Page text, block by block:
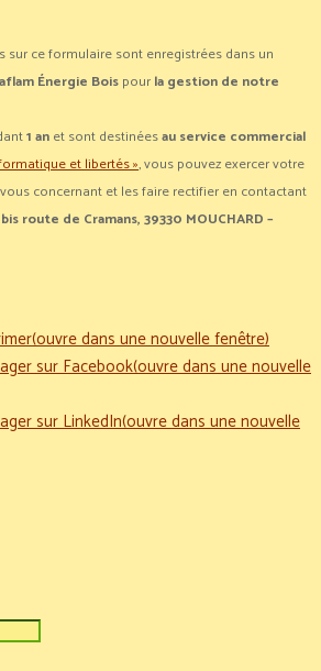
sur ce formulaire sont enregistrées dans un
Énergie Boispourla gestion de notre
1 anet sont destinéesau service commercial
et libertés », vous pouvez exercer votre
concernant et les faire rectifier en contactant
route de Cramans, 39330 MOUCHARD –
dans une nouvelle fenêtre)
sur Facebook(ouvre dans une nouvelle
sur LinkedIn(ouvre dans une nouvelle